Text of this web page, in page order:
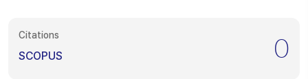
Citations
SCOPUS 0